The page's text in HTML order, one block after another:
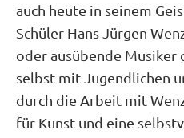
auch heute in seinem
Schüler Hans Jürgen
oder ausübende Musiker
selbst mit Jugendlichen
durch die Arbeit mit
für Kunst und eine